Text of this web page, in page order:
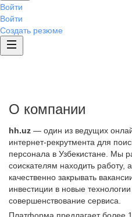
Войти
Войти
Создать резюме
О компании
hh.uz — один из ведущих
интернет-рекрутмента для
персонала в Узбекистане. Мы
соискателям находить
качественно закрывать
инвестиции в новые
совершенствование сервиса.